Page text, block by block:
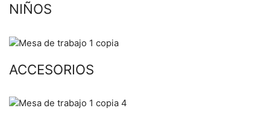
NIÑOS
ACCESORIOS